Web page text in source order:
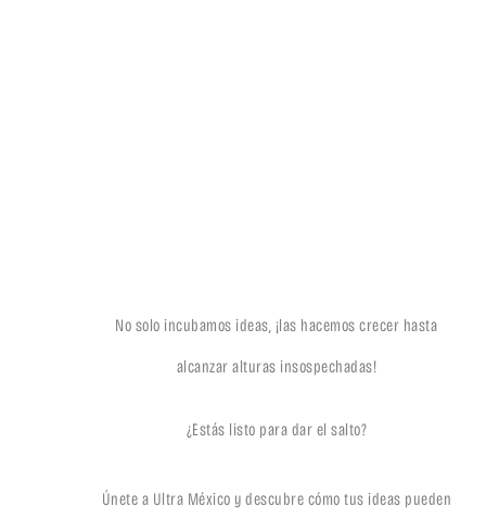
No solo incubamos ideas, ¡las hacemos crecer hasta
alcanzar alturas insospechadas!
¿Estás listo para dar el salto?
Únete a Ultra México y descubre cómo tus ideas pueden